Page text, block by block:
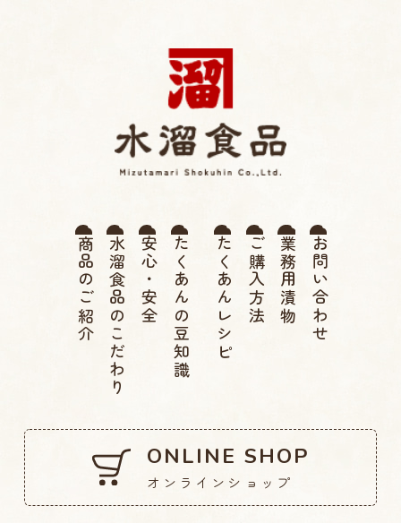
薩摩たくあん 水溜食品 |
伝統 寒干したくあん、高
菜漬け、つぼ漬け
商品のご紹介水溜食品のこだわり安心・安全たくあんの豆知識 たくあんレシピご購入方法業務用漬物お問い合わせ
ONLINE SHOP
オンラインショップ